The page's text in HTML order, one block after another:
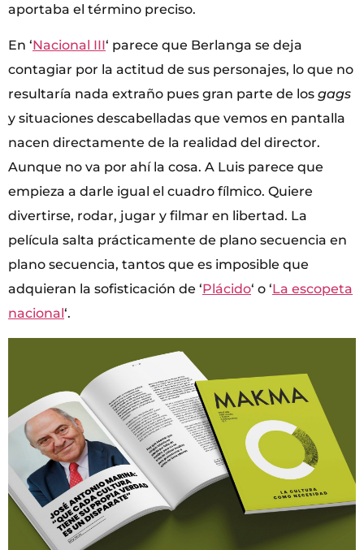
aportaba el término preciso.
En ‘Nacional III‘ parece que Berlanga se deja
contagiar por la actitud de sus personajes, lo que no
resultaría nada extraño pues gran parte de los gags
y situaciones descabelladas que vemos en pantalla
nacen directamente de la realidad del director.
Aunque no va por ahí la cosa. A Luis parece que
empieza a darle igual el cuadro fílmico. Quiere
divertirse, rodar, jugar y filmar en libertad. La
película salta prácticamente de plano secuencia en
plano secuencia, tantos que es imposible que
adquieran la sofisticación de ‘Plácido‘ o ‘La escopeta
nacional‘.